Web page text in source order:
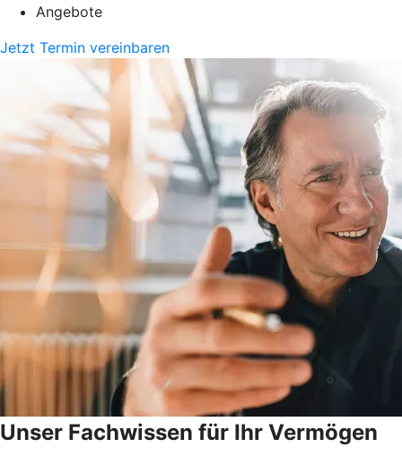
Angebote
Jetzt Termin vereinbaren
Unser Fachwissen für Ihr Vermögen